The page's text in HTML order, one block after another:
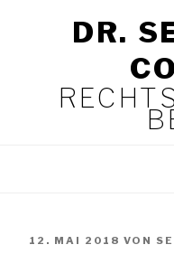
DR.
VERÖFFENTLICHT
12. MAI 2018 VON